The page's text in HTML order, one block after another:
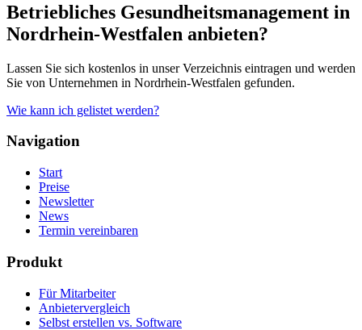
Betriebliches Gesundheitsmanagement in
Nordrhein-Westfalen anbieten?
Lassen Sie sich kostenlos in unser Verzeichnis eintragen und werden
Sie von Unternehmen in Nordrhein-Westfalen gefunden.
Wie kann ich gelistet werden?
Navigation
Start
Preise
Newsletter
News
Termin vereinbaren
Produkt
Für Mitarbeiter
Anbietervergleich
Selbst erstellen vs. Software